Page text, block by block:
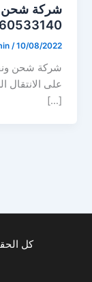
شركة شحن
/10/08/2022
شركة شحن
على الانتقال
[…]
كل الحقوق